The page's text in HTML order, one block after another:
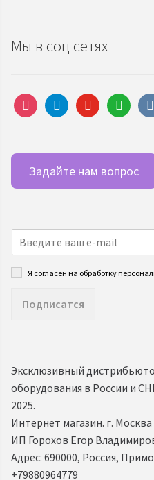
Мы в соц сетях
instagramtelegramyoutubewhatsapp
Задайте нам вопрос
Я согласен на обработку
Подписатся
Эксклюзивный
оборудования в России и
2025.
Интернет магазин. г. Москва
ИП Горохов Егор
Адрес: 690000, Россия,
+79880964779